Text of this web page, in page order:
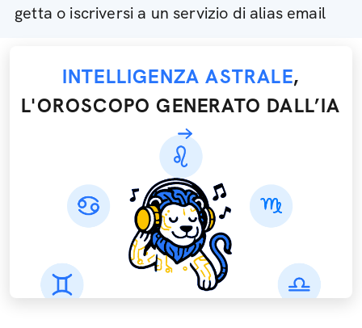
getta o iscriversi a un servizio di alias email
INTELLIGENZA ASTRALE,
L'OROSCOPO GENERATO DALL’IA